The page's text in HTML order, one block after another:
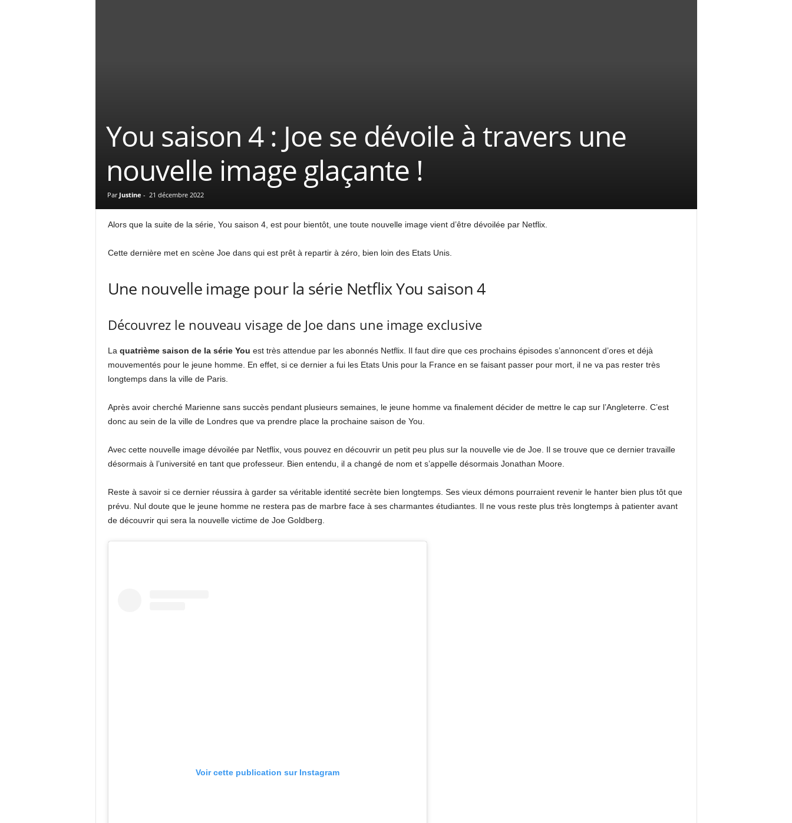
You saison 4 : Joe se dévoile à travers une
nouvelle image glaçante !
Par Justine - 21 décembre 2022
Alors que la suite de la série, You saison 4, est pour bientôt, une toute nouvelle image vient d’être dévoilée par Netflix.
Cette dernière met en scène Joe dans qui est prêt à repartir à zéro, bien loin des Etats Unis.
Une nouvelle image pour la série Netflix You saison 4
Découvrez le nouveau visage de Joe dans une image exclusive
La quatrième saison de la série You est très attendue par les abonnés Netflix. Il faut dire que ces prochains épisodes s’annoncent d’ores et déjà
mouvementés pour le jeune homme. En effet, si ce dernier a fui les Etats Unis pour la France en se faisant passer pour mort, il ne va pas rester très
longtemps dans la ville de Paris.
Après avoir cherché Marienne sans succès pendant plusieurs semaines, le jeune homme va finalement décider de mettre le cap sur l’Angleterre. C’est
donc au sein de la ville de Londres que va prendre place la prochaine saison de You.
Avec cette nouvelle image dévoilée par Netflix, vous pouvez en découvrir un petit peu plus sur la nouvelle vie de Joe. Il se trouve que ce dernier travaille
désormais à l’université en tant que professeur. Bien entendu, il a changé de nom et s’appelle désormais Jonathan Moore.
Reste à savoir si ce dernier réussira à garder sa véritable identité secrète bien longtemps. Ses vieux démons pourraient revenir le hanter bien plus tôt que
prévu. Nul doute que le jeune homme ne restera pas de marbre face à ses charmantes étudiantes. Il ne vous reste plus très longtemps à patienter avant
de découvrir qui sera la nouvelle victime de Joe Goldberg.
Voir cette publication sur Instagram